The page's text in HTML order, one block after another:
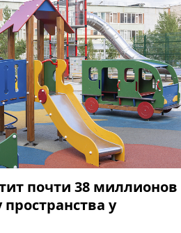
почти 38 миллионов
пространства у